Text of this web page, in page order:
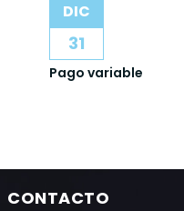
DIC
31
Pago variable
CONTACTO